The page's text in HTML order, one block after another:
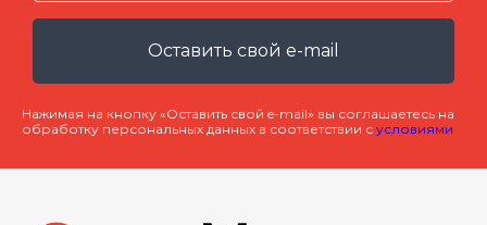
Оставить свой e-mail
Нажимая на кнопку «Оставить свой e-mail» вы соглашаетесь на
обработку персональных данных в соответствии с условиями